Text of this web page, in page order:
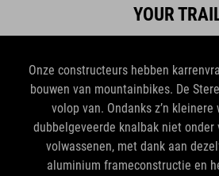
YOUR
Onze constructeurs hebben
bouwen van mountainbikes. De
volop van. Ondanks z’n
dubbelgeveerde knalbak niet onder
volwassenen, met dank aan
aluminium frameconstructie en